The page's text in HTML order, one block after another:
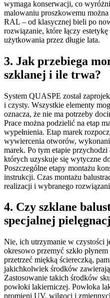
wymaga konserwacji, co
malowaniu proszkowemu
RAL – od klasycznej bieli po
rozwiązanie, które łączy
użytkowania przez długie lata.
3. Jak przebiega
szklanej i ile trwa?
System QUASPE został
i czysty. Wszystkie elementy
oznacza, że nie ma potrzeby
Prace można podzielić na etap
wypełnienia. Etap marek
wywiercenia otworów,
marek. Po tym etapie
których uzyskuje się wytyczne
Poszczególne etapy montażu
instrukcji. Czas montażu
realizacji i wybranego
4. Czy szklane
specjalnej
Nie, ich utrzymanie w czystości
okresowo przemyć szkło
przetrzeć miękką ściereczką,
jakichkolwiek środków
Zastosowanie takich środków
powłoki lakierniczej. Powłoka
promieni UV, wilgoci i